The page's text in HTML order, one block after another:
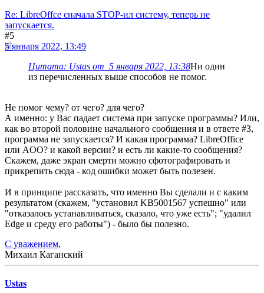
Re: LibreOffce сначала STOP-ил систему, теперь не
запускается.
#5
5 января 2022, 13:49
Цитата: Ustas от 5 января 2022, 13:38Ни один
из перечисленных выше способов не помог.
Не помог чему? от чего? для чего?
А именно: у Вас падает система при запуске программы? Или,
как во второй половине начального сообщения и в ответе #3,
программа не запускается? И какая программа? LibreOffice
или AOO? и какой версии? и есть ли какие-то сообщения?
Скажем, даже экран смерти можно сфотографировать и
прикрепить сюда - код ошибки может быть полезен.
И в принципе рассказать, что именно Вы сделали и с каким
результатом (скажем, "установил KB5001567 успешно" или
"отказалось устанавливаться, сказало, что уже есть"; "удалил
Edge и среду его работы") - было бы полезно.
С уважением,
Михаил Каганский
Ustas